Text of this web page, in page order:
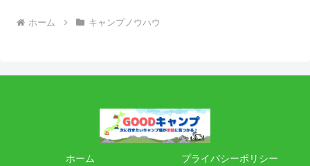
ホーム キャンプノウハウ
ホーム プライバシーポリシー